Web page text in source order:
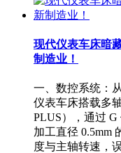
现代仪表车床暗
制造业！
一、数控系统：
仪表车床搭载多
PLUS），通过
加工直径 0.5mm
度与主轴转速，